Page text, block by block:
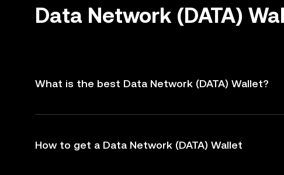
Data Network (DATA)
What is the best Data Network (DATA) Wallet?
How to get a Data Network (DATA) Wallet